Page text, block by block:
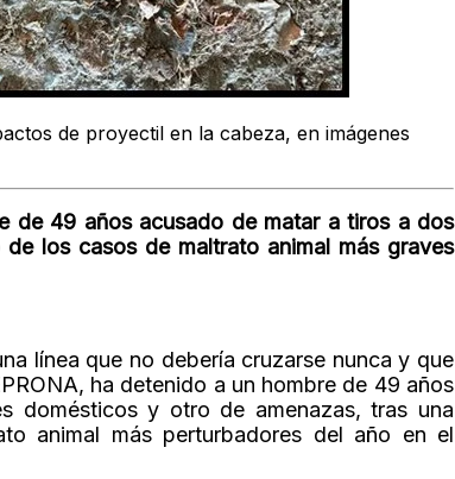
de proyectil en la cabeza, en imágenes
de 49 años acusado de matar a tiros a dos
los casos de maltrato animal más graves
línea que no debería cruzarse nunca y que
ha detenido a un hombre de 49 años
domésticos y otro de amenazas, tras una
animal más perturbadores del año en el